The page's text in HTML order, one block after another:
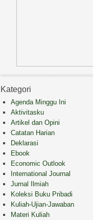
Kategori
Agenda Minggu Ini
Aktivitasku
Artikel dan Opini
Catatan Harian
Deklarasi
Ebook
Economic Outlook
International Journal
Jurnal Ilmiah
Koleksi Buku Pribadi
Kuliah-Ujian-Jawaban
Materi Kuliah